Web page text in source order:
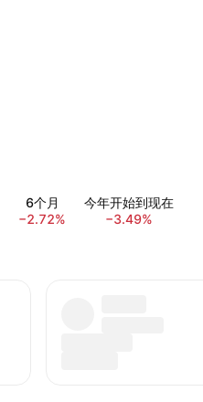
6个月
−2.72%
今年开始到现在
−3.49%